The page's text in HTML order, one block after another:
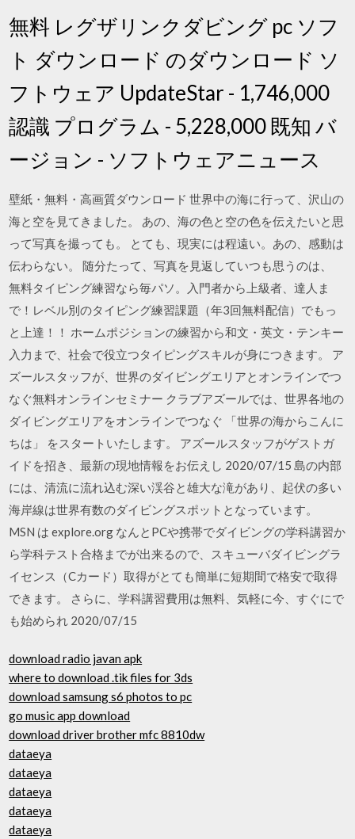
無料 レグザリンクダビング pc ソフ
ト ダウンロード のダウンロード ソ
フトウェア UpdateStar - 1,746,000
認識 プログラム - 5,228,000 既知 バ
ージョン - ソフトウェアニュース
壁紙・無料・高画質ダウンロード 世界中の海に行って、沢山の
海と空を見てきました。 あの、海の色と空の色を伝えたいと思
って写真を撮っても。 とても、現実には程遠い。あの、感動は
伝わらない。 随分たって、写真を見返していつも思うのは、
無料タイピング練習なら毎パソ。入門者から上級者、達人ま
で！レベル別のタイピング練習課題（年3回無料配信）でもっ
と上達！！ ホームポジションの練習から和文・英文・テンキー
入力まで、社会で役立つタイピングスキルが身につきます。 ア
ズールスタッフが、世界のダイビングエリアとオンラインでつ
なぐ無料オンラインセミナー クラブアズールでは、世界各地の
ダイビングエリアをオンラインでつなぐ 「世界の海からこんに
ちは」 をスタートいたします。 アズールスタッフがゲストガ
イドを招き、最新の現地情報をお伝えし 2020/07/15 島の内部
には、清流に流れ込む深い渓谷と雄大な滝があり、起伏の多い
海岸線は世界有数のダイビングスポットとなっています。
MSN は explore.org なんとPCや携帯でダイビングの学科講習か
ら学科テスト合格までが出来るので、スキューバダイビングラ
イセンス（Cカード）取得がとても簡単に短期間で格安で取得
できます。 さらに、学科講習費用は無料、気軽に今、すぐにで
も始められ 2020/07/15
download radio javan apk
where to download .tik files for 3ds
download samsung s6 photos to pc
go music app download
download driver brother mfc 8810dw
dataeya
dataeya
dataeya
dataeya
dataeya